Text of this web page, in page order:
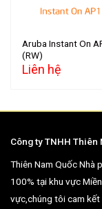
Aruba Instant On
(RW)
Liên hệ
Công ty TNHH Thiên
Thiên Nam Quốc Nhà
100% tại khu vực
vực,chúng tôi cam kết